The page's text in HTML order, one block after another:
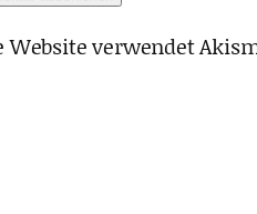
Website verwendet